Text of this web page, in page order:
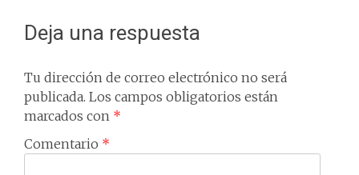
Deja una respuesta
Tu dirección de correo electrónico no será
publicada. Los campos obligatorios están
marcados con *
Comentario *